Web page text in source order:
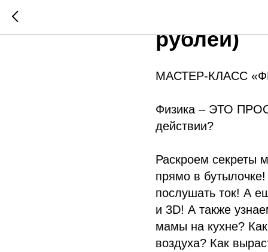
рублей)
МАСТЕР-КЛАСС
Физика – ЭТО
действии?
Раскроем секреты
прямо в
послушать ток! А
и 3D! А также
мамы на кухне?
воздуха? Как